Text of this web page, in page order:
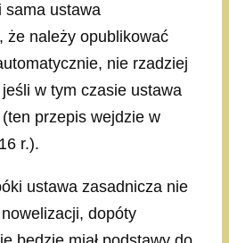
sama ustawa
że należy opublikować
nie rzadziej
w tym czasie ustawa
(ten przepis wejdzie w
r.).
ustawa zasadnicza nie
dopóty